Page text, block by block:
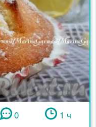
0 1 ч